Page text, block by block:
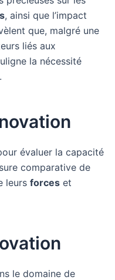
, ainsi que l’impact
que, malgré une
liés aux
la nécessité
évaluer la capacité
comparative de
leurs forces et
le domaine de